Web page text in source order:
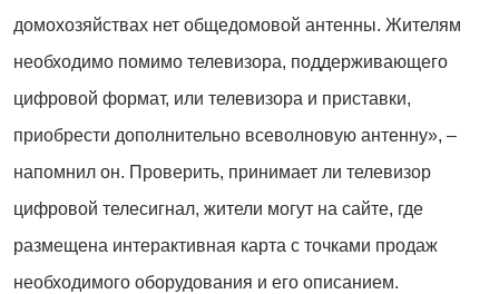
домохозяйствах нет общедомовой антенны. Жителям
необходимо помимо телевизора, поддерживающего
цифровой формат, или телевизора и приставки,
приобрести дополнительно всеволновую антенну», –
напомнил он. Проверить, принимает ли телевизор
цифровой телесигнал, жители могут на сайте, где
размещена интерактивная карта с точками продаж
необходимого оборудования и его описанием.